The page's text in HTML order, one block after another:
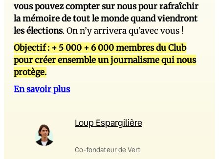
vous pouvez compter sur nous pour rafraîchir
la mémoire de tout le monde quand viendront
les élections. On n’y arrivera qu’avec vous !
Objectif :+ 5 000 + 6 000 membres du Club
pour créer ensemble un journalisme qui nous
protège.
En savoir plus
Loup Espargilière
Co-fondateur de Vert